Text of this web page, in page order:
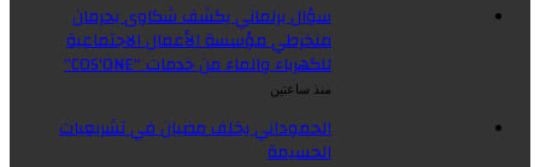
سؤال برلماني يكشف شكاوى بحرمان
منخرطي مؤسسة الأعمال الاجتماعية
للكهرباء والماء من خدمات “COS’ONE”
منذ ساعتين
الحموداني يخلف مضيان في تشريعيات
الحسيمة